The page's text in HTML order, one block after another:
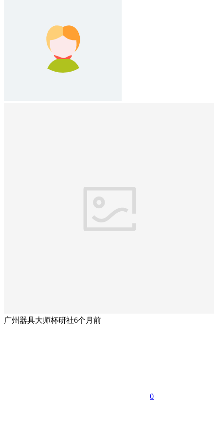
广州器具大师杯研社6个月前
0